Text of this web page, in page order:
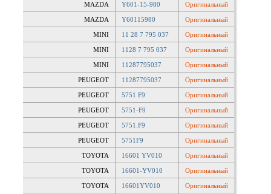
MAZDA Y601-15-980 Оригинальный
MAZDA Y60115980 Оригинальный
MINI 11 28 7 795 037 Оригинальный
MINI 1128 7 795 037 Оригинальный
MINI 11287795037 Оригинальный
PEUGEOT 11287795037 Оригинальный
PEUGEOT 5751 F9 Оригинальный
PEUGEOT 5751-F9 Оригинальный
PEUGEOT 5751.F9 Оригинальный
PEUGEOT 5751F9 Оригинальный
TOYOTA 16601 YV010 Оригинальный
TOYOTA 16601-YV010 Оригинальный
TOYOTA 16601YV010 Оригинальный